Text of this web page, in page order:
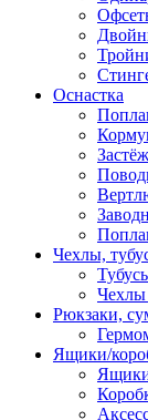
Оснастка
Чехлы,
Чехлы
Рюкзаки,
Ящики/